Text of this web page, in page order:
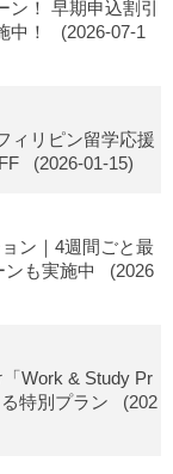
ン！ 早期申込割引
中！
(2026-07-1
ィリピン留学応援
(2026-01-15)
ン｜4週間ごと最
も実施中
(2026
Work & Study Pr
特別プラン (202